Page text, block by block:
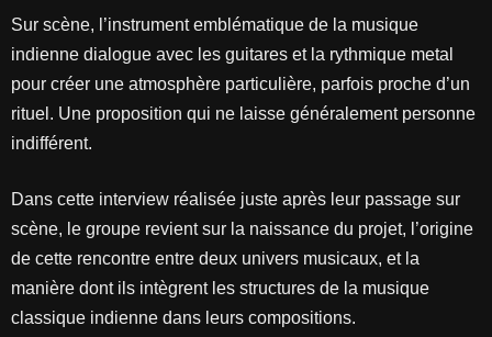
Sur scène, l’instrument emblématique de la musique
indienne dialogue avec les guitares et la rythmique metal
pour créer une atmosphère particulière, parfois proche d’un
rituel. Une proposition qui ne laisse généralement personne
indifférent.
Dans cette interview réalisée juste après leur passage sur
scène, le groupe revient sur la naissance du projet, l’origine
de cette rencontre entre deux univers musicaux, et la
manière dont ils intègrent les structures de la musique
classique indienne dans leurs compositions.